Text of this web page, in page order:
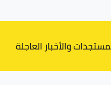
والأخبار العاجلة